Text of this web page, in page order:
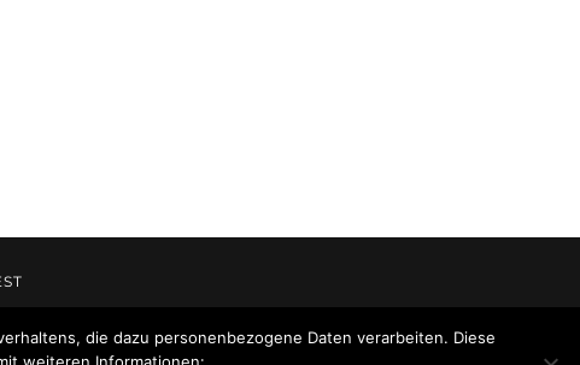
die dazu personenbezogene Daten verarbeiten. Diese